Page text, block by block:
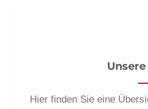
Hier finden Sie eine